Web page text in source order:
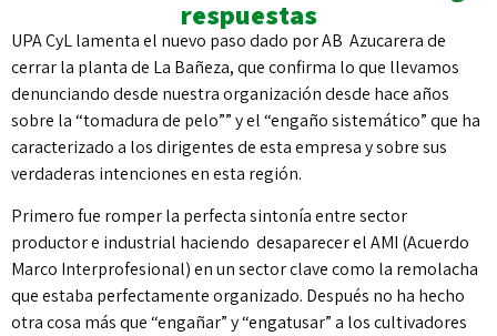
respuestas
UPA CyL lamenta el nuevo paso dado por AB Azucarera de
cerrar la planta de La Bañeza, que confirma lo que llevamos
denunciando desde nuestra organización desde hace años
sobre la “tomadura de pelo”” y el “engaño sistemático” que ha
caracterizado a los dirigentes de esta empresa y sobre sus
verdaderas intenciones en esta región.
Primero fue romper la perfecta sintonía entre sector
productor e industrial haciendo desaparecer el AMI (Acuerdo
Marco Interprofesional) en un sector clave como la remolacha
que estaba perfectamente organizado. Después no ha hecho
otra cosa más que “engañar” y “engatusar” a los cultivadores